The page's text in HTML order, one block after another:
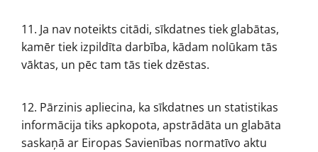
11. Ja nav noteikts citādi, sīkdatnes tiek glabātas,
kamēr tiek izpildīta darbība, kādam nolūkam tās
vāktas, un pēc tam tās tiek dzēstas.
12. Pārzinis apliecina, ka sīkdatnes un statistikas
informācija tiks apkopota, apstrādāta un glabāta
saskaņā ar Eiropas Savienības normatīvo aktu